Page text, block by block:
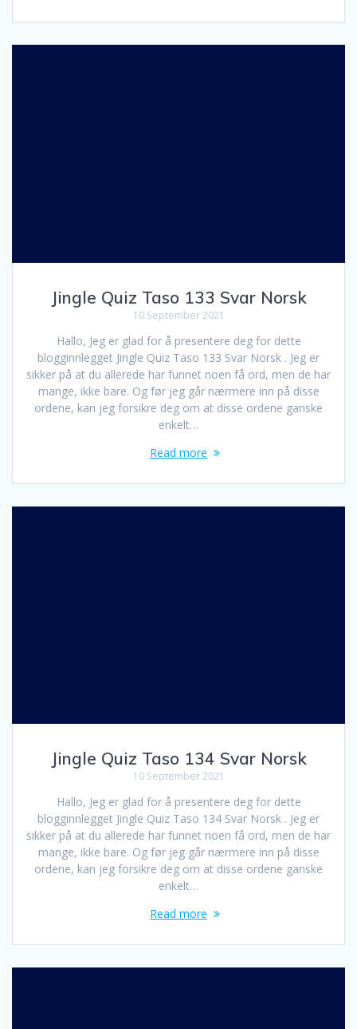
Jingle Quiz Taso 133 Svar Norsk
10 September 2021
Hallo, Jeg er glad for å presentere deg for dette
blogginnlegget Jingle Quiz Taso 133 Svar Norsk . Jeg er
sikker på at du allerede har funnet noen få ord, men de har
mange, ikke bare. Og før jeg går nærmere inn på disse
ordene, kan jeg forsikre deg om at disse ordene ganske
enkelt…
Read more
Jingle Quiz Taso 134 Svar Norsk
10 September 2021
Hallo, Jeg er glad for å presentere deg for dette
blogginnlegget Jingle Quiz Taso 134 Svar Norsk . Jeg er
sikker på at du allerede har funnet noen få ord, men de har
mange, ikke bare. Og før jeg går nærmere inn på disse
ordene, kan jeg forsikre deg om at disse ordene ganske
enkelt…
Read more